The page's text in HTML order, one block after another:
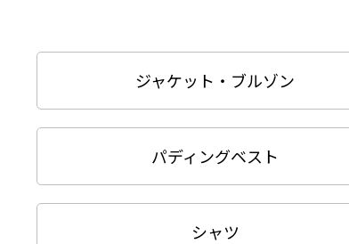
ジャケット・ブルゾン
パディングベスト
シャツ